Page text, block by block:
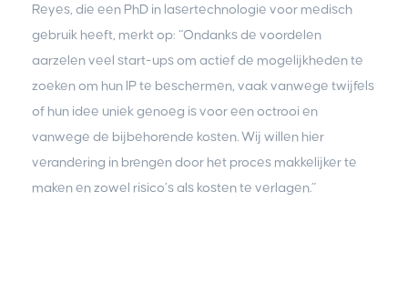
Reyes, die een PhD in lasertechnologie voor medisch
gebruik heeft, merkt op: “Ondanks de voordelen
aarzelen veel start-ups om actief de mogelijkheden te
zoeken om hun IP te beschermen, vaak vanwege twijfels
of hun idee uniek genoeg is voor een octrooi en
vanwege de bijbehorende kosten. Wij willen hier
verandering in brengen door het proces makkelijker te
maken en zowel risico’s als kosten te verlagen.”